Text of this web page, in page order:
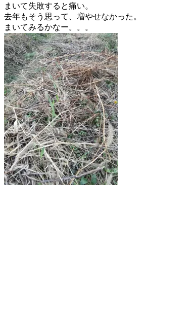
まいて失敗すると痛い。
去年もそう思って、増やせなかった。
まいてみるかなー。。。